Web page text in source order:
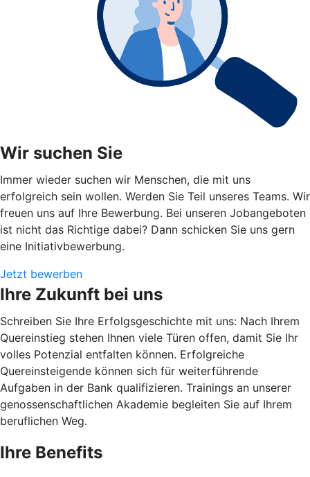
Wir suchen Sie
Immer wieder suchen wir Menschen, die mit uns
erfolgreich sein wollen. Werden Sie Teil unseres Teams. Wir
freuen uns auf Ihre Bewerbung. Bei unseren Jobangeboten
ist nicht das Richtige dabei? Dann schicken Sie uns gern
eine Initiativbewerbung.
Jetzt bewerben
Ihre Zukunft bei uns
Schreiben Sie Ihre Erfolgsgeschichte mit uns: Nach Ihrem
Quereinstieg stehen Ihnen viele Türen offen, damit Sie Ihr
volles Potenzial entfalten können. Erfolgreiche
Quereinsteigende können sich für weiterführende
Aufgaben in der Bank qualifizieren. Trainings an unserer
genossenschaftlichen Akademie begleiten Sie auf Ihrem
beruflichen Weg.
Ihre Benefits